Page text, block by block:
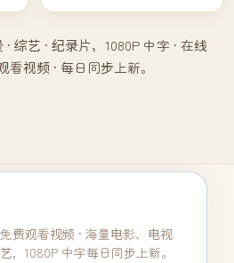
综艺 · 纪录片，1080P 中字 · 在线
看视频 · 每日同步上新。
费观看视频 · 海量电影、电视
，1080P 中字每日同步上新。